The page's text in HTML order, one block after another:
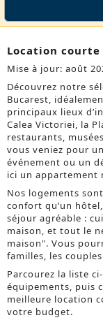
Location courte
Mise à jour: août
Découvrez notre
Bucarest,
principaux lieux
Calea Victoriei, la
restaurants,
vous veniez pour
événement ou un
ici un appartement
Nos logements
confort qu’un
séjour agréable :
maison, et tout le
maison". Vous
familles, les
Parcourez la liste
équipements, puis
meilleure location
votre budget.